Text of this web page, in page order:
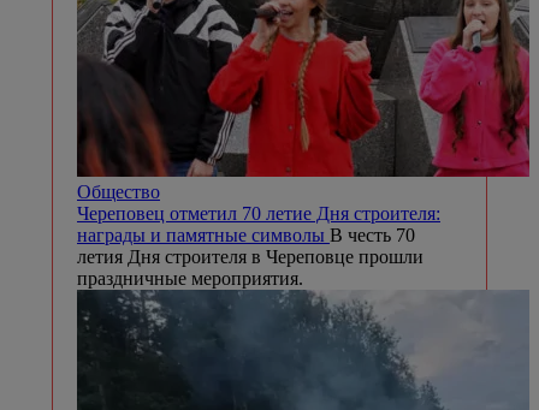
Общество
Череповец отметил 70 летие Дня строителя:
награды и памятные символы В честь 70
летия Дня строителя в Череповце прошли
праздничные мероприятия.